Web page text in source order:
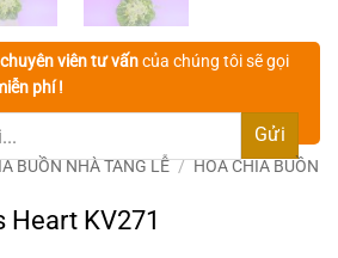
viên tư vấncủa chúng tôi sẽ gọi
phí !
BUỒN NHÀ TANG LỄ / HOA CHIA BUỒN
Heart KV271